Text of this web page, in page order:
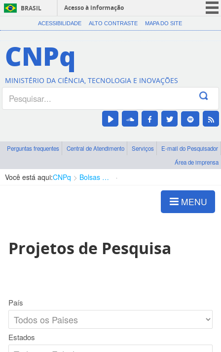
BRASIL
Acesso à informação
CORONAVÍRUS (COVID-19)
Canais
ACESSIBILIDADE ALTO CONTRASTE MAPA DO SITE
CNPq
MINISTÉRIO DA CIÊNCIA, TECNOLOGIA E INOVAÇÕES
Perguntas frequentes Central de Atendimento Serviços
E-mail do Pesquisador
Área de imprensa
Você está aqui:CNPq Bolsas e Auxílios Vigentes
MENU
Projetos de Pesquisa
País
Estados